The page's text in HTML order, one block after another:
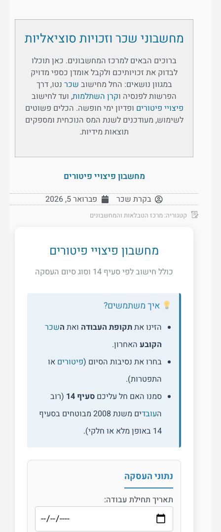
מחשבוני שכר וזכויות סוציאליות
ברוכים הבאים למרכז המחשבונים. כאן תוכלו
לבדוק את זכויותיכם ולקבל אומדן כספי מדויק
במגוון נושאים: החל מחישוב שכר נטו, דרך
הפרשות לפנסיה וקרן השתלמות, ועד לחישוב
פיצויי פיטורים ופדיון ימי חופשה. הכלים פשוטים
לשימוש, מעודכנים לשנת המס הנוכחית ומספקים
תוצאות מידיות.
מחשבון פיצויי פיטורים
בקרת שכר פברואר 5, 2026
קטגוריה: מרכז הטבלאות והמחשבונים
מחשבון פיצויי פיטורים
כולל חישוב לפי סעיף 14 וסוג סיום העסקה
איך משתמשים?
הזינו אתתקופת העבודה ואת השכר
הקובע האחרון.
בחרו את נסיבות הסיום (פיטורים או
התפטרות).
סמנו האם חל עליכם סעיף 14
(רוב
העובד
ים משנת 2008 מבוטחים בסעיף
14 באופן מלא או חלקי).
נתוני העסקה
תאריך תחילת עבודה: